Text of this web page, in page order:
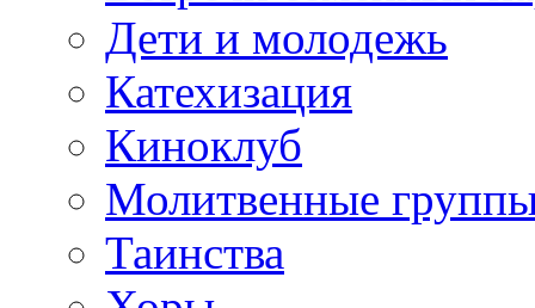
Дети и молодежь
Катехизация
Киноклуб
Молитвенные
Таинства